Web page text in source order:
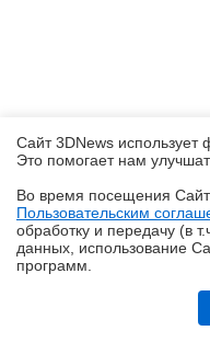
Обзор блока питания
Сайт 3DNews использует
Это помогает нам
Во время посещения
Пользовательским
обработку и передачу (в
данных, использование
программ.